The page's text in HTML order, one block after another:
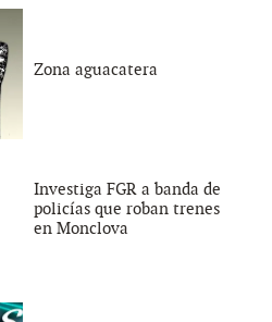
Zona aguacatera
Investiga FGR a banda de
policías que roban trenes
en Monclova